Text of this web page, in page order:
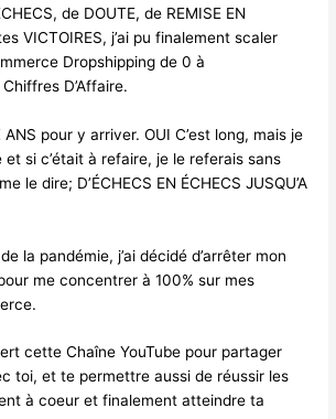
de DOUTE, de REMISE EN
VICTOIRES, j’ai pu finalement scaler
Dropshipping de 0 à
D’Affaire.
ANS pour y arriver. OUI C’est long, mais je
et si c’était à refaire, je le referais sans
le dire; D’ÉCHECS EN ÉCHECS JUSQU’A
la pandémie, j’ai décidé d’arrêter mon
me concentrer à 100% sur mes
cette Chaîne YouTube pour partager
toi, et te permettre aussi de réussir les
à coeur et finalement atteindre ta